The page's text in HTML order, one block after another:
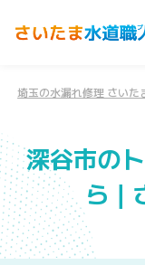
埼玉の水漏れ修理 さいた
深谷市の
ら｜